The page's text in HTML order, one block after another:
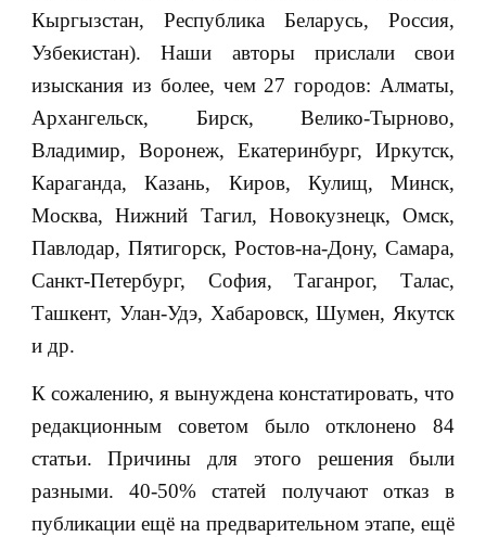
Кыргызстан, Республика Беларусь, Россия,
Узбекистан). Наши авторы прислали свои
изыскания из более, чем 27 городов: Алматы,
Архангельск, Бирск, Велико-Тырново,
Владимир, Воронеж, Екатеринбург, Иркутск,
Караганда, Казань, Киров, Кулищ, Минск,
Москва, Нижний Тагил, Новокузнецк, Омск,
Павлодар, Пятигорск, Ростов-на-Дону, Самара,
Санкт-Петербург, София, Таганрог, Талас,
Ташкент, Улан-Удэ, Хабаровск, Шумен, Якутск
и др.
К сожалению, я вынуждена констатировать, что
редакционным советом было отклонено 84
статьи. Причины для этого решения были
разными. 40-50% статей получают отказ в
публикации ещё на предварительном этапе, ещё